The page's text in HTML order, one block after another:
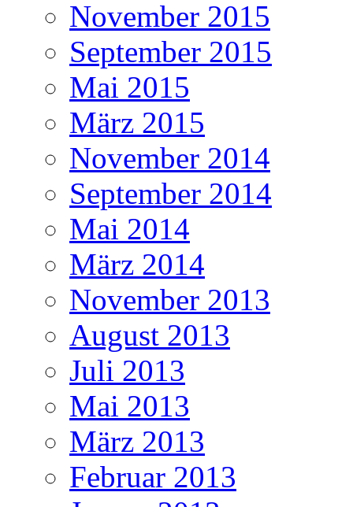
November 2015
September 2015
Mai 2015
März 2015
November 2014
September 2014
Mai 2014
März 2014
November 2013
August 2013
Juli 2013
Mai 2013
März 2013
Februar 2013